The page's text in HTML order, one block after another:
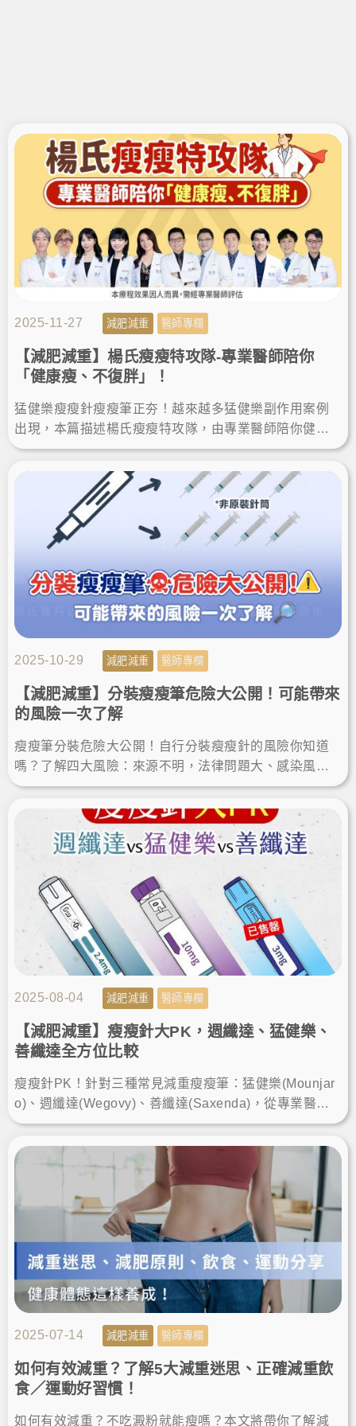
2025-11-27 減肥減重 醫師專欄
【減肥減重】楊氏瘦瘦特攻隊-專業醫師陪你
「健康瘦、不復胖」！
猛健樂瘦瘦針瘦瘦筆正夯！越來越多猛健樂副作用案例
出現，本篇描述楊氏瘦瘦特攻隊，由專業醫師陪你健康
瘦身、不復胖，了解正確減肥方式及週纖達等減重療
程！LineID:@ asir-rodin
2025-10-29 減肥減重 醫師專欄
【減肥減重】分裝瘦瘦筆危險大公開！可能帶來
的風險一次了解
瘦瘦筆分裝危險大公開！自行分裝瘦瘦針的風險你知道
嗎？了解四大風險：來源不明，法律問題大、感染風
險、藥效不穩定、劑量不準等，使用原廠遵醫囑瘦身才
能安心減重減肥！
2025-08-04 減肥減重 醫師專欄
【減肥減重】瘦瘦針大PK，週纖達、猛健樂、
善纖達全方位比較
瘦瘦針PK！針對三種常見減重瘦瘦筆：猛健樂(Mounjar
o)、週纖達(Wegovy)、善纖達(Saxenda)，從專業醫療
角度全方位比較分析！LineID:@ asir-rodin
2025-07-14 減肥減重 醫師專欄
如何有效減重？了解5大減重迷思、正確減重飲
食／運動好習慣！
如何有效減重？不吃澱粉就能瘦嗎？本文將帶你了解減